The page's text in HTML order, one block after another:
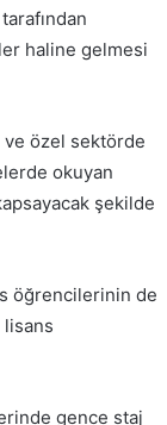
haline gelmesi
ve özel sektörde
okuyan
şekilde
öğrencilerinin de
gence staj